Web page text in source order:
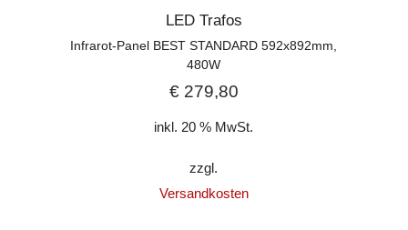
LED Trafos
Infrarot-Panel BEST STANDARD 592x892mm,
480W
€279,80
inkl. 20 % MwSt.
zzgl.
Versandkosten